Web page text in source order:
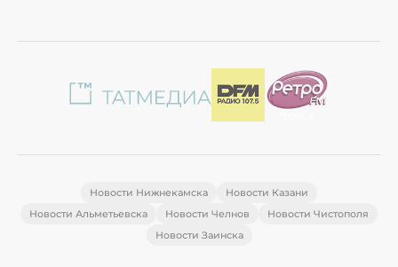
Новости Нижнекамска
Новости Казани
Новости Альметьевска
Новости Челнов
Новости Чистополя
Новости Заинска